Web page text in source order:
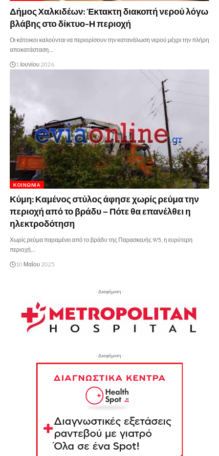
Δήμος Χαλκιδέων: Έκτακτη διακοπή νερού λόγω
βλάβης στο δίκτυο-Η περιοχή
Οι κάτοικοι καλούνται να περιορίσουν την κατανάλωση νερού μέχρι την πλήρη
αποκατάσταση…
1 Ιουνίου 2026
ΚΟΙΝΩΝΊΑ
Κύμη: Καμένος στύλος άφησε χωρίς ρεύμα την
περιοχή από το βράδυ – Πότε θα επανέλθει η
ηλεκτροδότηση
Χωρίς ρεύμα παραμένει από το βράδυ της Παρασκευής 9/5, η ευρύτερη
περιοχή…
10 Μαΐου 2025
- Διαφήμιση -
- Διαφήμιση -